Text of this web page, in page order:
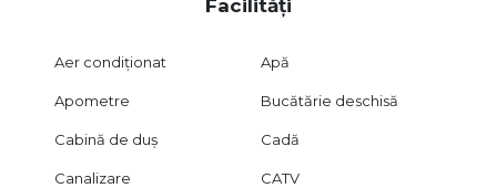
Facilități
Aer condiționat Apă
Apometre Bucătărie deschisă
Cabină de duș Cadă
Canalizare CATV